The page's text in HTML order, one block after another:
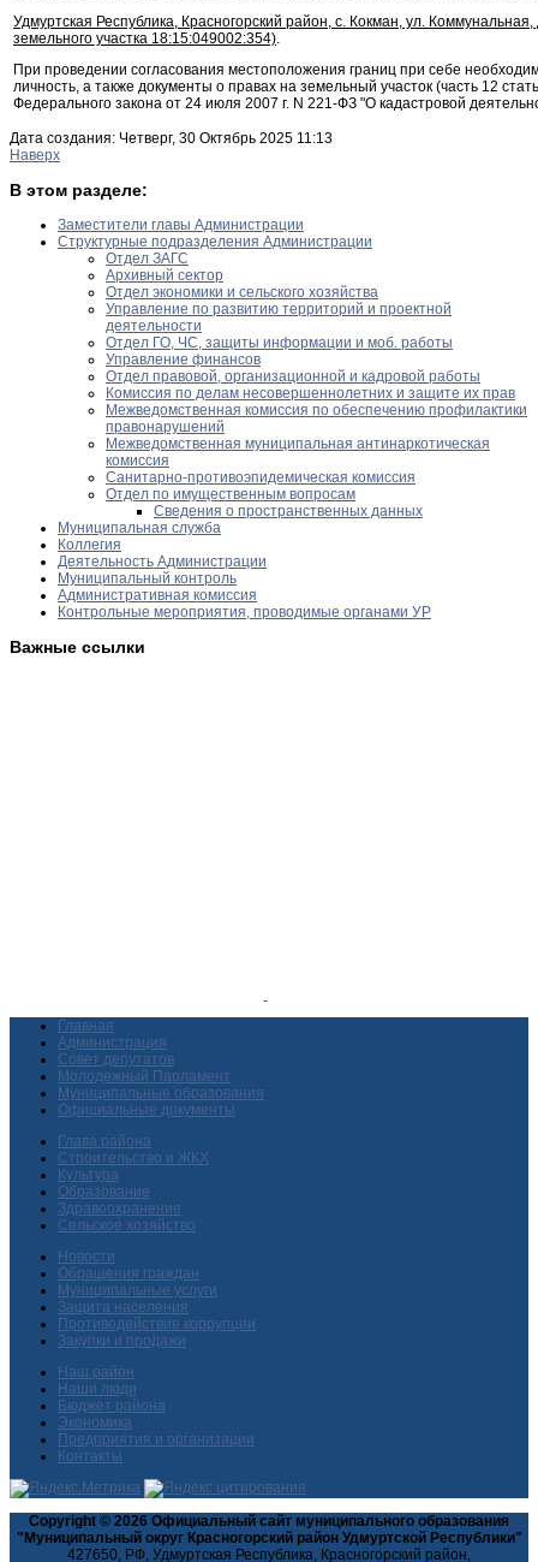
Удмуртская Республика, Красногорский район, с. Кокман, ул.
земельного участка 18:15:049002:354).
При проведении согласования местоположения границ при себе
личность, а также документы о правах на земельный участок (часть 12
Федерального закона от 24 июля 2007 г. N 221-ФЗ "О кадастровой
Дата создания: Четверг, 30 Октябрь 2025 11:13
Наверх
В этом разделе:
Заместители главы Администрации
Структурные подразделения Администрации
Отдел ЗАГС
Архивный сектор
Отдел экономики и сельского хозяйства
Управление по развитию территорий и проектной
деятельности
Отдел ГО, ЧС, защиты информации и моб. работы
Управление финансов
Отдел правовой, организационной и кадровой работы
Комиссия по делам несовершеннолетних и защите их прав
Межведомственная комиссия по обеспечению профилактики
правонарушений
Межведомственная муниципальная антинаркотическая
комиссия
Санитарно-противоэпидемическая комиссия
Отдел по имущественным вопросам
Сведения о пространственных данных
Муниципальная служба
Коллегия
Деятельность Администрации
Муниципальный контроль
Административная комиссия
Контрольные мероприятия, проводимые органами УР
Важные ссылки
Главная
Администрация
Совет депутатов
Молодежный Парламент
Муниципальные образования
Официальные документы
Глава района
Строительство и ЖКХ
Культура
Образование
Здравоохранение
Сельское хозяйство
Новости
Обращения граждан
Муниципальные услуги
Защита населения
Противодействие коррупции
Закупки и продажи
Наш район
Наши люди
Бюджет района
Экономика
Предприятия и организации
Контакты
Copyright © 2026 Официальный сайт муниципального образования
"Муниципальный округ Красногорский район Удмуртской Республики"
427650, РФ, Удмуртская Республика, Красногорский район,